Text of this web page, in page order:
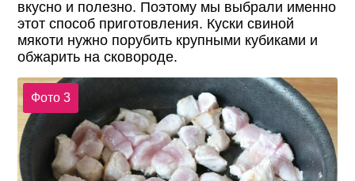
вкусно и полезно. Поэтому мы выбрали именно
этот способ приготовления. Куски свиной
мякоти нужно порубить крупными кубиками и
обжарить на сковороде.
Фото 3